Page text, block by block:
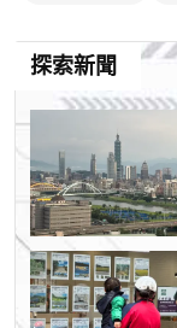
探索新聞